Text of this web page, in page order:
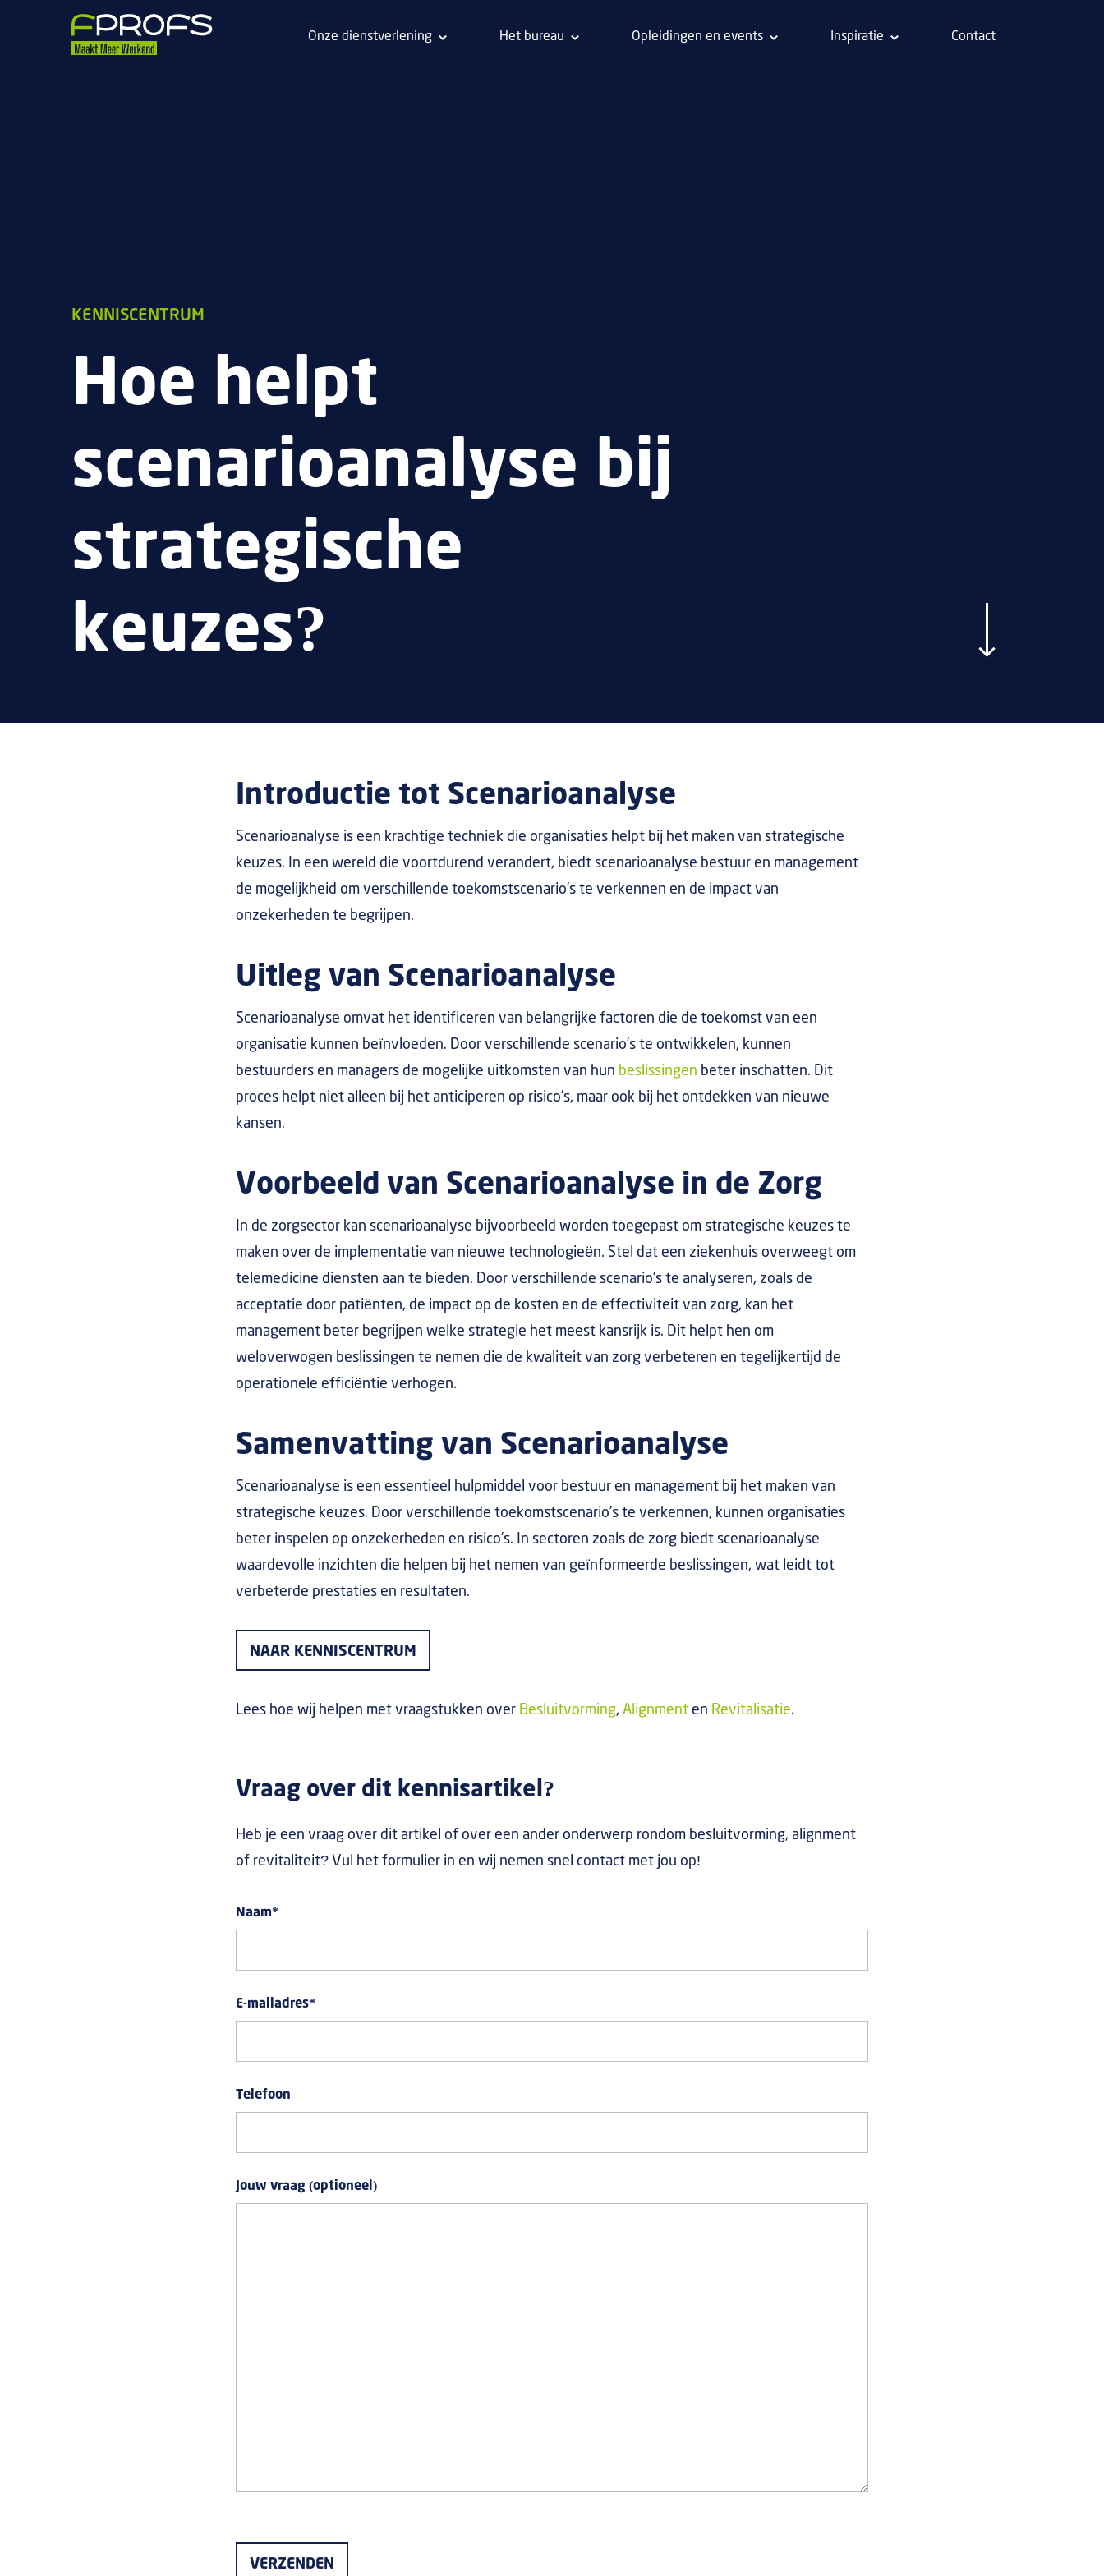
Onze dienstverlening Het bureau Opleidingen en events Inspiratie Contact
KENNISCENTRUM
Hoe helpt
scenarioanalyse bij
strategische
keuzes?
Introductie tot Scenarioanalyse
Scenarioanalyse is een krachtige techniek die organisaties helpt bij het maken van strategische
keuzes. In een wereld die voortdurend verandert, biedt scenarioanalyse bestuur en management
de mogelijkheid om verschillende toekomstscenario’s te verkennen en de impact van
onzekerheden te begrijpen.
Uitleg van Scenarioanalyse
Scenarioanalyse omvat het identificeren van belangrijke factoren die de toekomst van een
organisatie kunnen beïnvloeden. Door verschillende scenario’s te ontwikkelen, kunnen
bestuurders en managers de mogelijke uitkomsten van hun beslissingen beter inschatten. Dit
proces helpt niet alleen bij het anticiperen op risico’s, maar ook bij het ontdekken van nieuwe
kansen.
Voorbeeld van Scenarioanalyse in de Zorg
In de zorgsector kan scenarioanalyse bijvoorbeeld worden toegepast om strategische keuzes te
maken over de implementatie van nieuwe technologieën. Stel dat een ziekenhuis overweegt om
telemedicine diensten aan te bieden. Door verschillende scenario’s te analyseren, zoals de
acceptatie door patiënten, de impact op de kosten en de effectiviteit van zorg, kan het
management beter begrijpen welke strategie het meest kansrijk is. Dit helpt hen om
weloverwogen beslissingen te nemen die de kwaliteit van zorg verbeteren en tegelijkertijd de
operationele efficiëntie verhogen.
Samenvatting van Scenarioanalyse
Scenarioanalyse is een essentieel hulpmiddel voor bestuur en management bij het maken van
strategische keuzes. Door verschillende toekomstscenario’s te verkennen, kunnen organisaties
beter inspelen op onzekerheden en risico’s. In sectoren zoals de zorg biedt scenarioanalyse
waardevolle inzichten die helpen bij het nemen van geïnformeerde beslissingen, wat leidt tot
verbeterde prestaties en resultaten.
NAAR KENNISCENTRUM
Lees hoe wij helpen met vraagstukken over Besluitvorming, Alignment en Revitalisatie.
Vraag over dit kennisartikel?
Heb je een vraag over dit artikel of over een ander onderwerp rondom besluitvorming, alignment
of revitaliteit? Vul het formulier in en wij nemen snel contact met jou op!
Naam*
E-mailadres*
Telefoon
Jouw vraag (optioneel)